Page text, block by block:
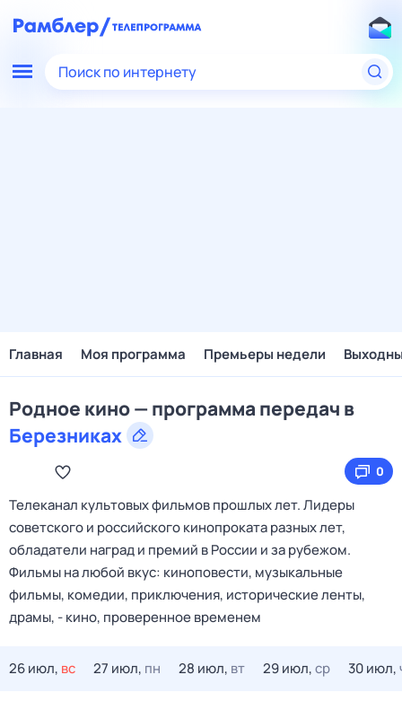
Поиск по интернету
Главная Моя программа Премьеры недели
Родное кино — программа передач в
Березниках
0
Телеканал культовых фильмов прошлых лет. Лидеры
советского и российского кинопроката разных лет,
обладатели наград и премий в России и за рубежом.
Фильмы на любой вкус: киноповести, музыкальные
фильмы, комедии, приключения, исторические ленты,
драмы, - кино, проверенное временем
26 июл, вс 27 июл, пн 28 июл, вт 29 июл,ср 30 июл,